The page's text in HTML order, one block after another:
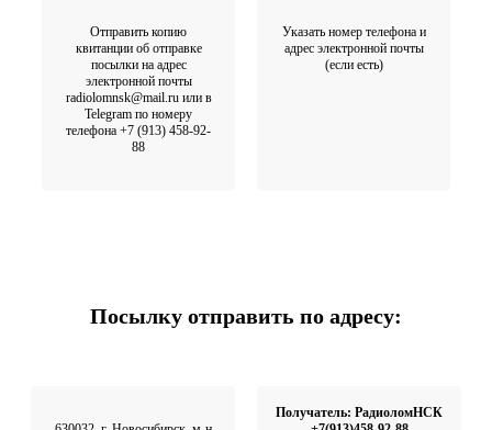
Отправить копию
квитанции об отправке
посылки на адрес
электронной почты
radiolomnsk@mail.ru или в
Telegram по номеру
телефона +7 (913) 458-92-
88
Указать номер телефона и
адрес электронной почты
(если есть)
Посылку отправить по адресу:
Получатель: РадиоломНСК